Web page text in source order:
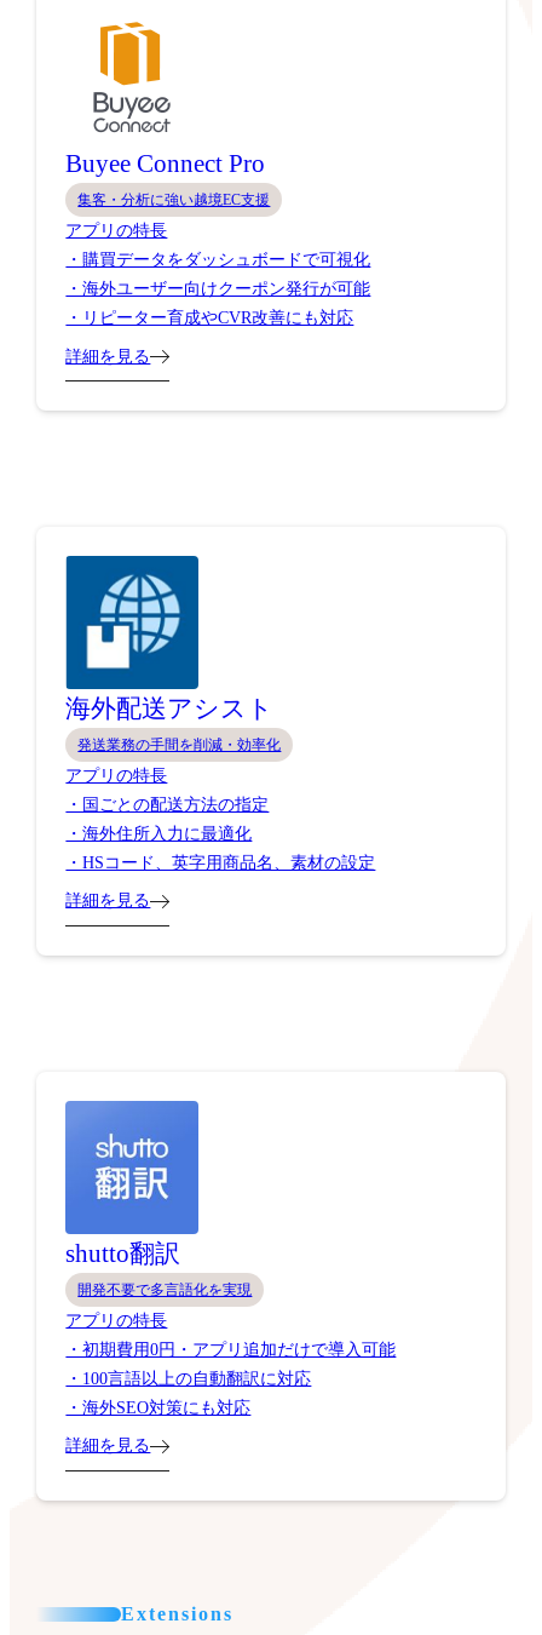
Buyee Connect Pro
集客・分析に強い越境EC支援
アプリの特長
・購買データをダッシュボードで可視化
・海外ユーザー向けクーポン発行が可能
・リピーター育成やCVR改善にも対応
詳細を見る
海外配送アシスト
発送業務の手間を削減・効率化
アプリの特長
・国ごとの配送方法の指定
・海外住所入力に最適化
・HSコード、英字用商品名、素材の設定
詳細を見る
shutto翻訳
開発不要で多言語化を実現
アプリの特長
・初期費用0円・アプリ追加だけで導入可能
・100言語以上の自動翻訳に対応
・海外SEO対策にも対応
詳細を見る
Extensions